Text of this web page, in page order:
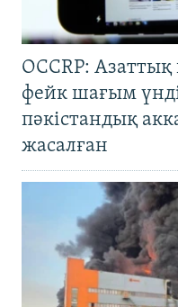
OCCRP:
фейк шағым
пәкістандық
жасалған